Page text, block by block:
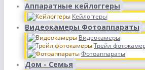
Аппаратные кейлоггеры
Кейлоггеры
Видеокамеры Фотоаппараты
Видеокамеры
Трейл
Фотоаппараты
Дом - Семья